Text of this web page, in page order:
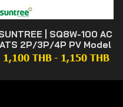
| SQ8W-100 AC
ATS 2P/3P/4P PV Model
1,100 THB - 1,150 THB